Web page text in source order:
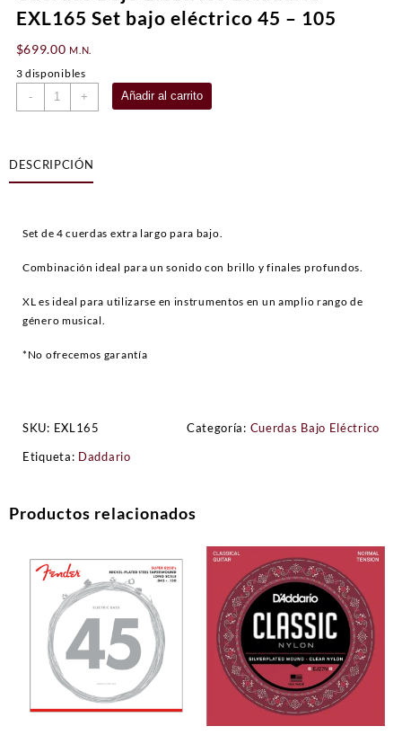
EXL165 Set bajo eléctrico 45 – 105
$699.00 M.N.
3 disponibles
-
Cuerdas
Bajo
EXL165
Set
-
cantidad
+ Añadir al carrito
DESCRIPCIÓN
Set de 4 cuerdas extra largo para bajo.
Combinación ideal para un sonido con brillo y finales profundos.
XL es ideal para utilizarse en instrumentos en un amplio rango de
género musical.
*No ofrecemos garantía
SKU: EXL165 Categoría: Cuerdas Bajo Eléctrico
Etiqueta: Daddario
Productos relacionados